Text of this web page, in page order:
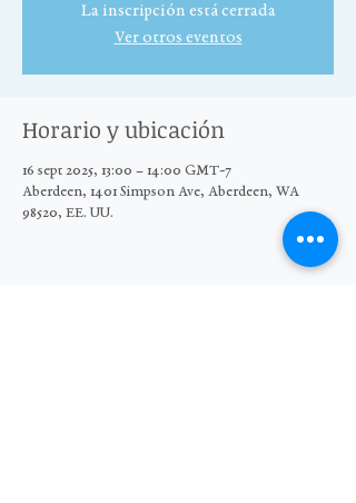
La inscripción está cerrada
Ver otros eventos
Horario y ubicación
16 sept 2025, 13:00 – 14:00 GMT-7
Aberdeen, 1401 Simpson Ave, Aberdeen, WA
98520, EE. UU.